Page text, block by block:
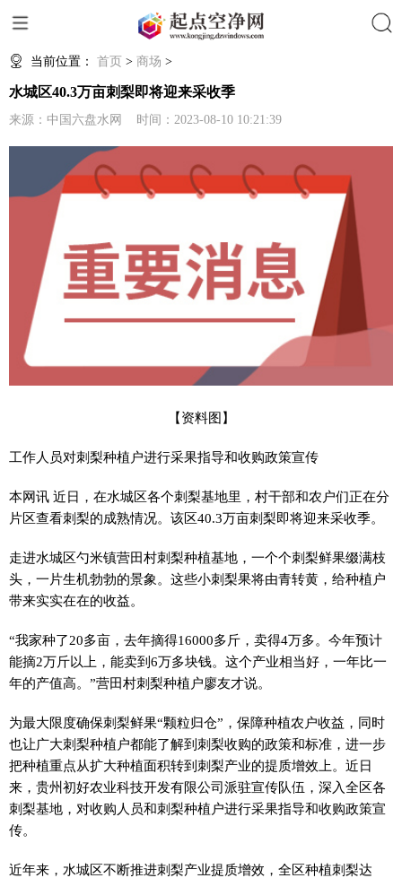
当前位置： 首页 > 商场 >
水城区40.3万亩刺梨即将迎来采收季
来源：中国六盘水网 时间：2023-08-10 10:21:39
【资料图】
工作人员对刺梨种植户进行采果指导和收购政策宣传
本网讯 近日，在水城区各个刺梨基地里，村干部和农户们正在分
片区查看刺梨的成熟情况。该区40.3万亩刺梨即将迎来采收季。
走进水城区勺米镇营田村刺梨种植基地，一个个刺梨鲜果缀满枝
头，一片生机勃勃的景象。这些小刺梨果将由青转黄，给种植户
带来实实在在的收益。
“我家种了20多亩，去年摘得16000多斤，卖得4万多。今年预计
能摘2万斤以上，能卖到6万多块钱。这个产业相当好，一年比一
年的产值高。”营田村刺梨种植户廖友才说。
为最大限度确保刺梨鲜果“颗粒归仓”，保障种植农户收益，同时
也让广大刺梨种植户都能了解到刺梨收购的政策和标准，进一步
把种植重点从扩大种植面积转到刺梨产业的提质增效上。近日
来，贵州初好农业科技开发有限公司派驻宣传队伍，深入全区各
刺梨基地，对收购人员和刺梨种植户进行采果指导和收购政策宣
传。
近年来，水城区不断推进刺梨产业提质增效，全区种植刺梨达